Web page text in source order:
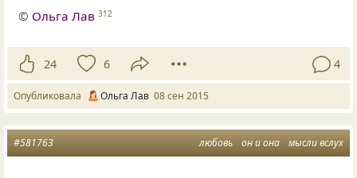
© Ольга Лав 312
24 6 4
Опубликовала Ольга Лав 08 сен 2015
любовь он и она мысли вслух
#581763